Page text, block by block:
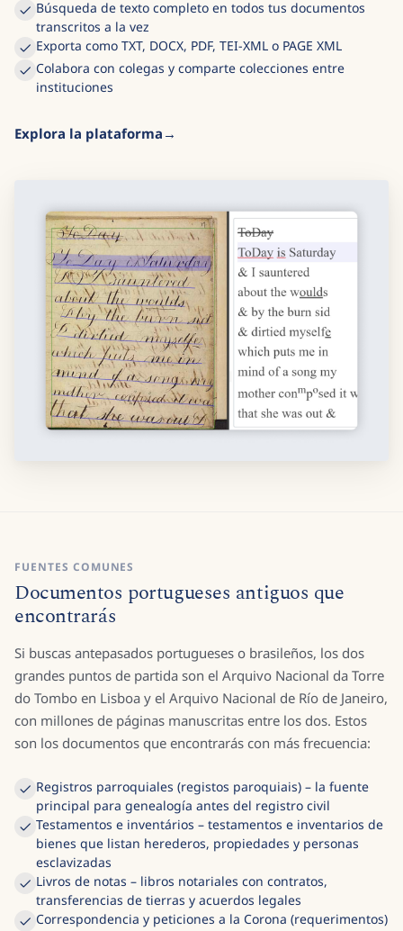
Búsqueda de texto completo en todos tus documentos
transcritos a la vez
Exporta como TXT, DOCX, PDF, TEI-XML o PAGE XML
Colabora con colegas y comparte colecciones entre
instituciones
Explora la plataforma
FUENTES COMUNES
Documentos portugueses antiguos que
encontrarás
Si buscas antepasados portugueses o brasileños, los dos
grandes puntos de partida son el Arquivo Nacional da Torre
do Tombo en Lisboa y el Arquivo Nacional de Río de Janeiro,
con millones de páginas manuscritas entre los dos. Estos
son los documentos que encontrarás con más frecuencia:
Registros parroquiales (registos paroquiais) – la fuente
principal para genealogía antes del registro civil
Testamentos e inventários – testamentos e inventarios de
bienes que listan herederos, propiedades y personas
esclavizadas
Livros de notas – libros notariales con contratos,
transferencias de tierras y acuerdos legales
Correspondencia y peticiones a la Corona (requerimentos)